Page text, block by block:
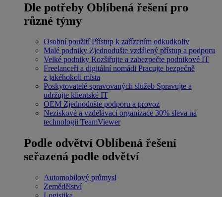
Dle potřeby Oblíbená řešení pro
různé týmy
Osobní použití Přístup k zařízením odkudkoliv
Malé podniky Zjednodušte vzdálený přístup a podporu
Velké podniky Rozšiřujte a zabezpečte podnikové IT
Freelanceři a digitální nomádi Pracujte bezpečně
z jakéhokoli místa
Poskytovatelé spravovaných služeb Spravujte a
udržujte klientské IT
OEM Zjednodušte podporu a provoz
Neziskové a vzdělávací organizace 30% sleva na
technologii TeamViewer
Podle odvětví Oblíbená řešení
seřazená podle odvětví
Automobilový průmysl
Zemědělství